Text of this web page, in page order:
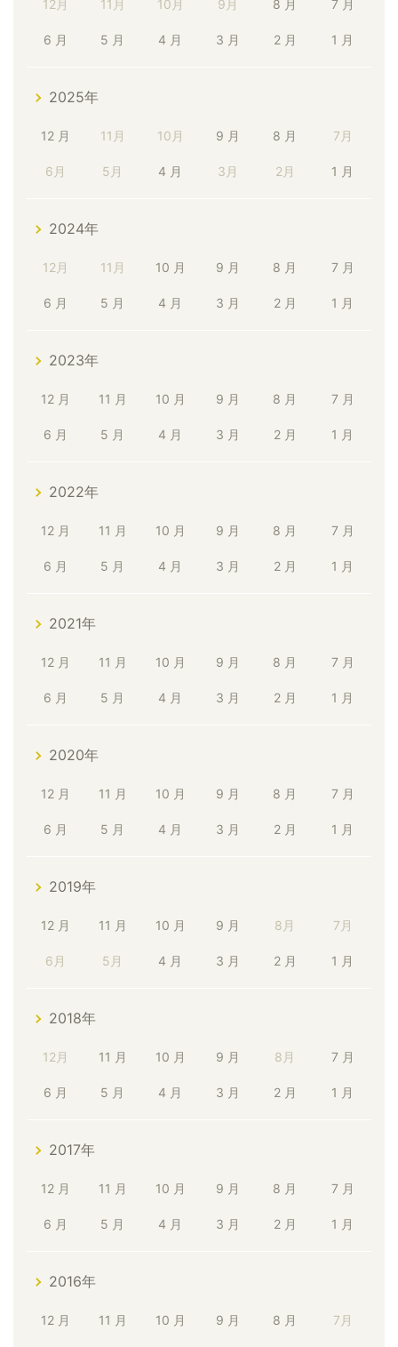
12月 11月 10月 9月 8 月 7 月
6 月 5 月 4 月 3 月 2 月 1 月
2025年
12 月 11月 10月 9 月 8 月 7月
6月 5月 4 月 3月 2月 1 月
2024年
12月 11月 10 月 9 月 8 月 7 月
6 月 5 月 4 月 3 月 2 月 1 月
2023年
12 月 11 月 10 月 9 月 8 月 7 月
6 月 5 月 4 月 3 月 2 月 1 月
2022年
12 月 11 月 10 月 9 月 8 月 7 月
6 月 5 月 4 月 3 月 2 月 1 月
2021年
12 月 11 月 10 月 9 月 8 月 7 月
6 月 5 月 4 月 3 月 2 月 1 月
2020年
12 月 11 月 10 月 9 月 8 月 7 月
6 月 5 月 4 月 3 月 2 月 1 月
2019年
12 月 11 月 10 月 9 月 8月 7月
6月 5月 4 月 3 月 2 月 1 月
2018年
12月 11 月 10 月 9 月 8月 7 月
6 月 5 月 4 月 3 月 2 月 1 月
2017年
12 月 11 月 10 月 9 月 8 月 7 月
6 月 5 月 4 月 3 月 2 月 1 月
2016年
12 月 11 月 10 月 9 月 8 月 7月